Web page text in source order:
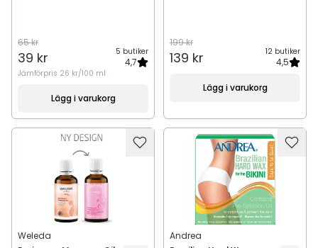
65 kr
39 kr 5 butiker
4,7
Jämförpris 26 kr/100 ml
Lägg i varukorg
199 kr
139 kr 12 butiker
4,5
Lägg i varukorg
Weleda Andrea